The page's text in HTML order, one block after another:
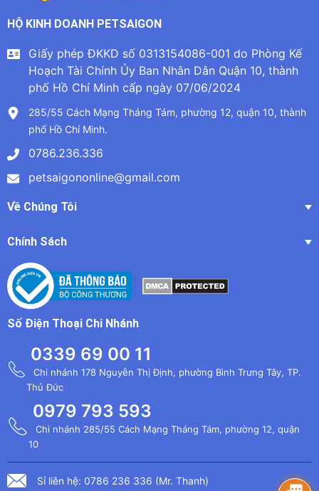
HỘ KINH DOANH PETSAIGON
Giấy phép ĐKKD số 0313154086-001 do Phòng Kế
Hoạch Tài Chính Ủy Ban Nhân Dân Quận 10, thành
phố Hồ Chí Minh cấp ngày 07/06/2024
285/55 Cách Mạng Tháng Tám, phường 12, quận 10, thành
phố Hồ Chí Minh.
0786.236.336
petsaigononline@gmail.com
Về Chúng Tôi
Chính Sách
Số Điện Thoại Chi Nhánh
0339 69 00 11
Chi nhánh 178 Nguyễn Thị Định, phường Bình Trưng Tây, TP.
Thủ Đức
0979 793 593
Chi nhánh 285/55 Cách Mạng Tháng Tám, phường 12, quận
10
Sỉ liên hệ: 0786 236 336 (Mr. Thanh)